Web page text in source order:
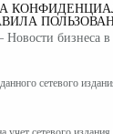
бизнеса в
сетевого